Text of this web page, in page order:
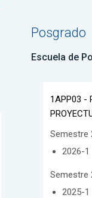
Posgrado
Escuela de
1APP03 -
Semestre
2026-1
Semestre
2025-1